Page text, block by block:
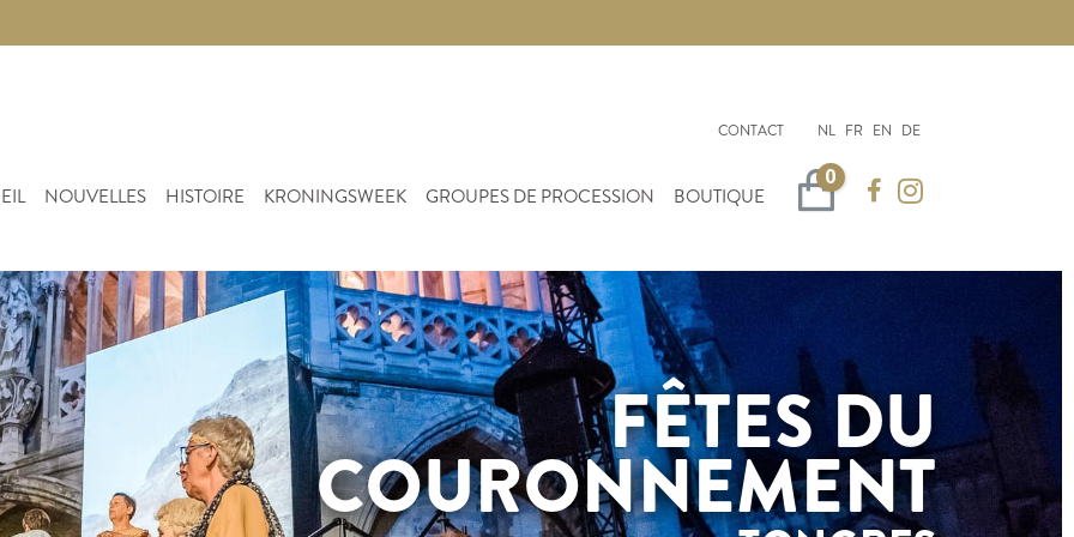
CONTACT NL FR EN DE
NOUVELLES HISTOIRE KRONINGSWEEK GROUPES DE PROCESSION BOUTIQUE Panier
0
FÊTES DU
COURONNEMENT